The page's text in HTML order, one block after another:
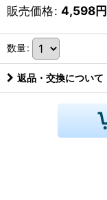
販売価格: 4,598円
数量:
返品・交換について